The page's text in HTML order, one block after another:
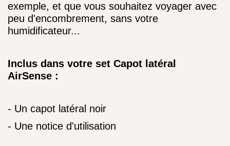
exemple, et que vous souhaitez voyager avec
peu d'encombrement, sans votre
humidificateur...
Inclus dans votre set Capot latéral
AirSense :
- Un capot latéral noir
- Une notice d'utilisation